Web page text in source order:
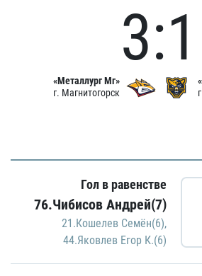
«Металлург Мг»
г. Магнитогорск
3:1
Гол в равенстве
76.Чибисов Андрей(7)
21.Кошелев Семён(6),
44.Яковлев Егор К.(6)